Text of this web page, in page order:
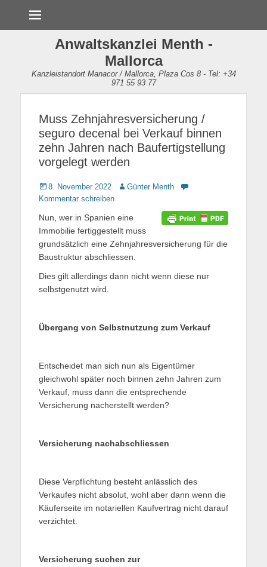
Anwaltskanzlei Menth -
Mallorca
Kanzleistandort Manacor / Mallorca, Plaza Cos 8 - Tel: +34
971 55 93 77
Muss Zehnjahresversicherung /
seguro decenal bei Verkauf binnen
zehn Jahren nach Baufertigstellung
vorgelegt werden
Gepostet
am
8. November 2022 AutorGünter Menth
Kommentar schreiben
Nun, wer in Spanien eine
Immobilie fertiggestellt muss
grundsätzlich eine Zehnjahresversicherung für die
Baustruktur abschliessen.
Dies gilt allerdings dann nicht wenn diese nur
selbstgenutzt wird.
Übergang von Selbstnutzung zum Verkauf
Entscheidet man sich nun als Eigentümer
gleichwohl später noch binnen zehn Jahren zum
Verkauf, muss dann die entsprechende
Versicherung nacherstellt werden?
Versicherung nachabschliessen
Diese Verpflichtung besteht anlässlich des
Verkaufes nicht absolut, wohl aber dann wenn die
Käuferseite im notariellen Kaufvertrag nicht darauf
verzichtet.
Versicherung suchen zur